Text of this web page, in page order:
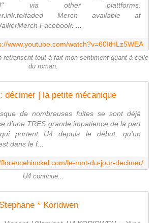
via other plattforms:
faded Merch available at
Facebook: ...
www.youtube.com/watch?v=60ItHLz5WEA
retranscrit tout à fait mon sentiment quant à celle
du roman.
décimer | la petite mécanique
de nombreuses fuites se sont déjà
d'une TRES grande impatience de la part
portent U4 depuis le début, qu'un
dans le f...
le-mot-du-jour-decimer/
U4 continue...
* Koridwen